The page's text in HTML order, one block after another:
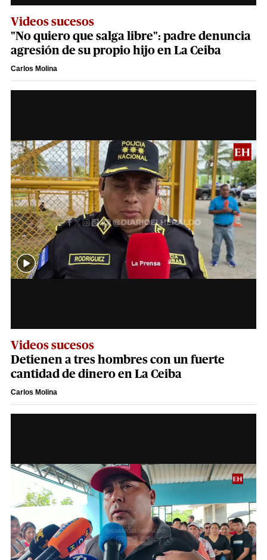
Videos sucesos
"No quiero que salga libre": padre denuncia
agresión de su propio hijo en La Ceiba
Carlos Molina
Videos sucesos
Detienen a tres hombres con un fuerte
cantidad de dinero en La Ceiba
Carlos Molina